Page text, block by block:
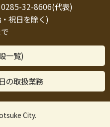
32-8606(代表)
祝日を除く)
一覧)
の取扱業務
City.